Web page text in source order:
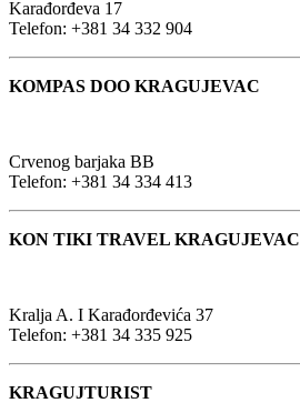
Karađorđeva 17
Telefon: +381 34 332 904
KOMPAS DOO KRAGUJEVAC
Crvenog barjaka BB
Telefon: +381 34 334 413
KON TIKI TRAVEL KRAGUJEVAC
Kralja A. I Karađorđevića 37
Telefon: +381 34 335 925
KRAGUJTURIST